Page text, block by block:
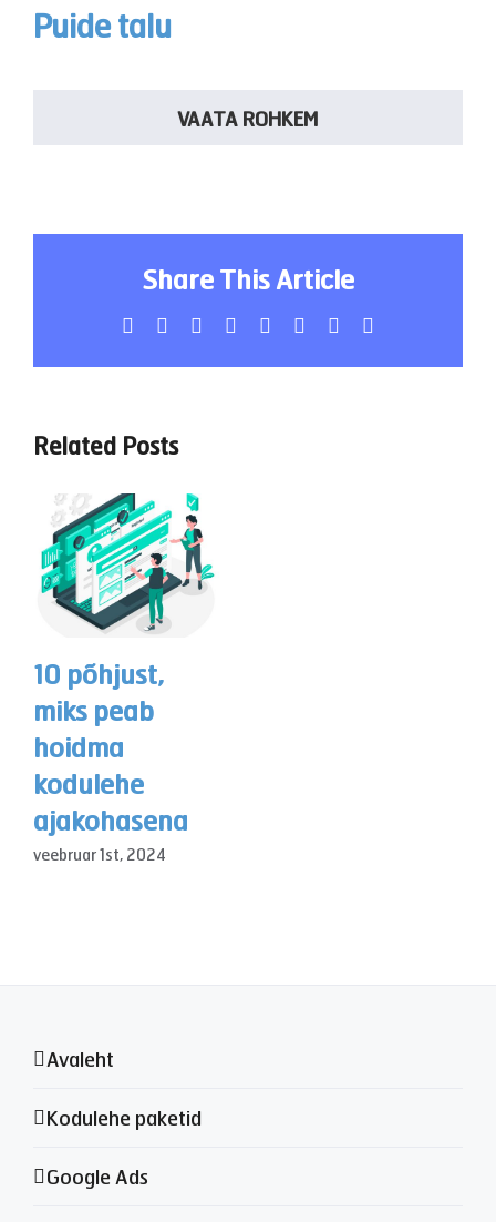
Puide talu
VAATA ROHKEM
Share This Article
Facebook LinkedInWhatsApp
TumblrPinterest
Related Posts
10 põhjust,
miks peab
hoidma
kodulehe
ajakohasena
veebruar 1st, 2024
Avaleht
Kodulehe paketid
Google Ads